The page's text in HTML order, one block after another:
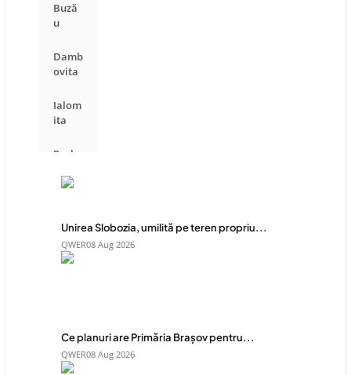
Buză
u
Damb
ovita
Ialom
ita
Praho
Unirea Slobozia, umilită pe teren propriu...
QWER08 Aug 2026
Ce planuri are Primăria Brașov pentru...
QWER08 Aug 2026